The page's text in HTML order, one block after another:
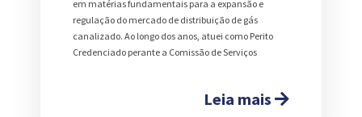
em matérias fundamentais para a expansão e
regulação do mercado de distribuição de gás
canalizado. Ao longo dos anos, atuei como Perito
Credenciado perante a Comissão de Serviços
Leia mais